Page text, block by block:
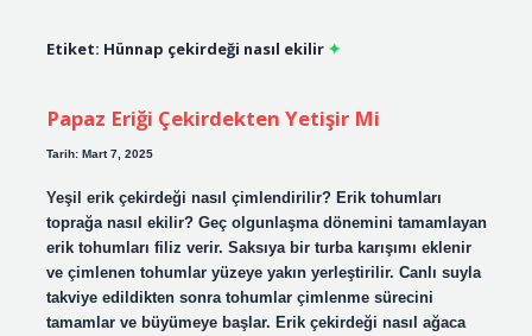
Etiket: Hünnap çekirdeği nasıl ekilir
Papaz Eriği Çekirdekten Yetişir Mi
Tarih: Mart 7, 2025
Yeşil erik çekirdeği nasıl çimlendirilir? Erik tohumları
toprağa nasıl ekilir? Geç olgunlaşma dönemini tamamlayan
erik tohumları filiz verir. Saksıya bir turba karışımı eklenir
ve çimlenen tohumlar yüzeye yakın yerleştirilir. Canlı suyla
takviye edildikten sonra tohumlar çimlenme sürecini
tamamlar ve büyümeye başlar. Erik çekirdeği nasıl ağaca